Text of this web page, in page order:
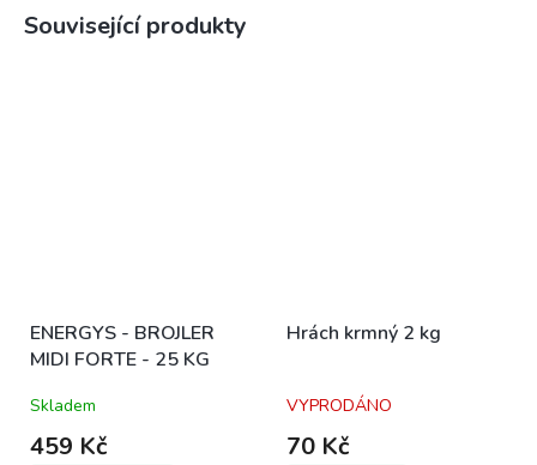
Související produkty
ENERGYS - BROJLER
MIDI FORTE - 25 KG
Skladem
459 Kč
Hrách krmný 2 kg
VYPRODÁNO
70 Kč